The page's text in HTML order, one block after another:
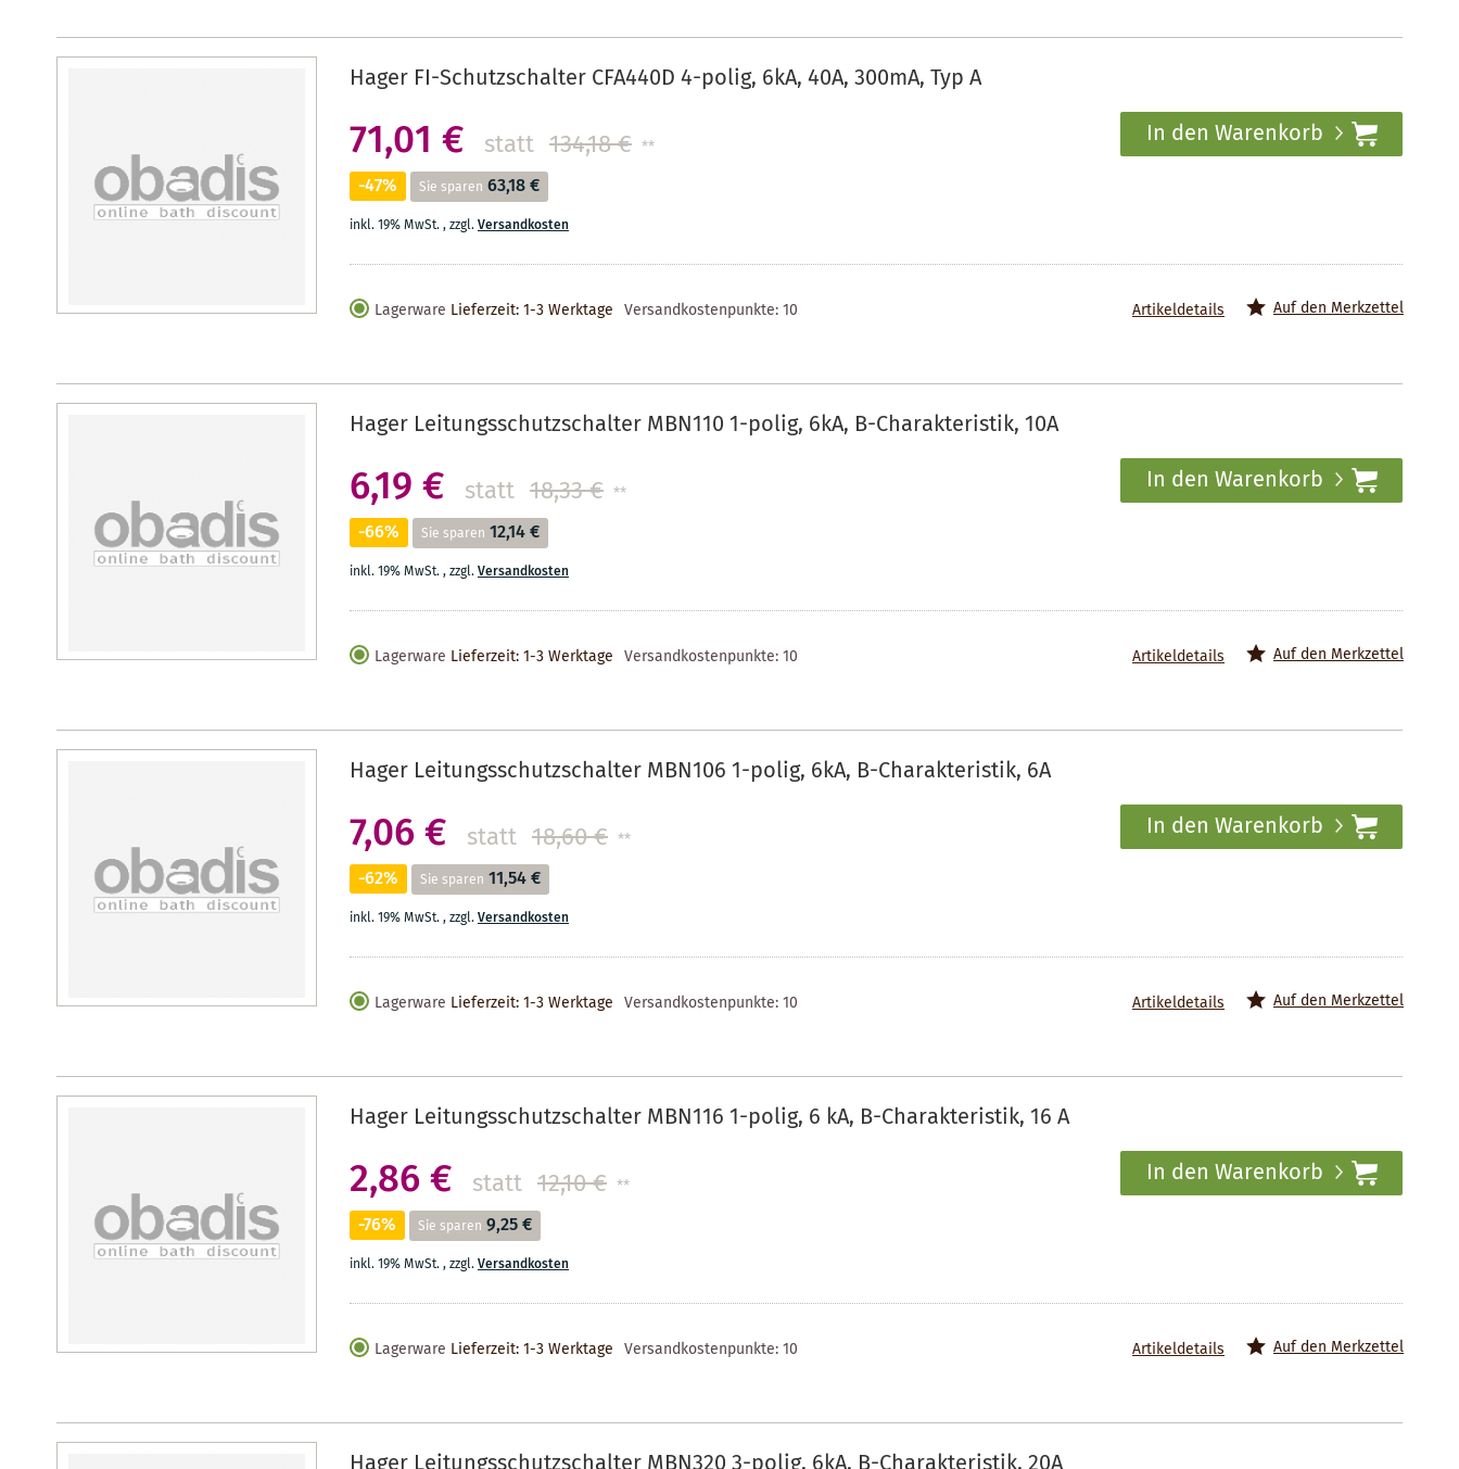
Hager FI-Schutzschalter CFA440D 4-polig, 6kA, 40A, 300mA, Typ A
71,01 € statt 134,18 € **
-47% Sie sparen 63,18 €
inkl. 19% MwSt.,zzgl.Versandkosten
In den Warenkorb
Lagerware Lieferzeit: 1-3 Werktage Versandkostenpunkte:10 Auf den Merkzettel
Artikeldetails
Hager Leitungsschutzschalter MBN110 1-polig, 6kA, B-Charakteristik, 10A
6,19 € statt 18,33 € **
-66% Sie sparen 12,14 €
inkl. 19% MwSt.,zzgl.Versandkosten
In den Warenkorb
Lagerware Lieferzeit: 1-3 Werktage Versandkostenpunkte:10 Auf den Merkzettel
Artikeldetails
Hager Leitungsschutzschalter MBN106 1-polig, 6kA, B-Charakteristik, 6A
7,06 € statt 18,60 € **
-62% Sie sparen 11,54 €
inkl. 19% MwSt.,zzgl.Versandkosten
In den Warenkorb
Lagerware Lieferzeit: 1-3 Werktage Versandkostenpunkte:10 Auf den Merkzettel
Artikeldetails
Hager Leitungsschutzschalter MBN116 1-polig, 6 kA, B-Charakteristik, 16 A
2,86 € statt 12,10 € **
-76% Sie sparen 9,25 €
inkl. 19% MwSt.,zzgl.Versandkosten
In den Warenkorb
Lagerware Lieferzeit: 1-3 Werktage Versandkostenpunkte:10 Auf den Merkzettel
Artikeldetails